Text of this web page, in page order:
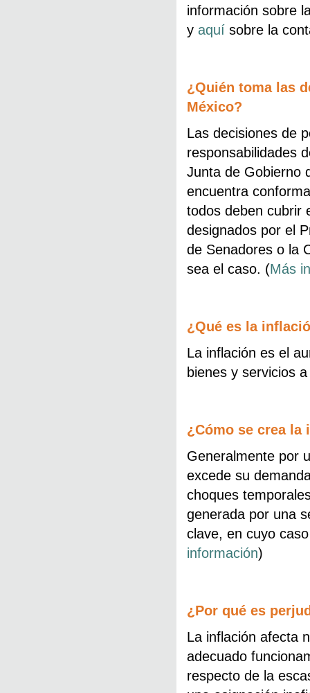
información sobre
y aquí sobre la
¿Quién toma las
México?
Las decisiones de
responsabilidades
Junta de Gobierno
encuentra
todos deben cubrir
designados por el
de Senadores o la
sea el caso. (Más
¿Qué es la
La inflación es el
bienes y servicios
¿Cómo se crea la
Generalmente por
excede su
choques
generada por una
clave, en cuyo
información)
¿Por qué es
La inflación afecta
adecuado
respecto de la